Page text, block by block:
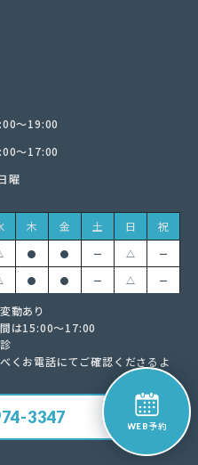
WEB予約
〜19:00
〜17:00
曜
木 金 土 日 祝
● ● ー △
ー
● ● ー △ ー
動あり
は15:00〜17:00
お電話にてご確認くださるよ
3347